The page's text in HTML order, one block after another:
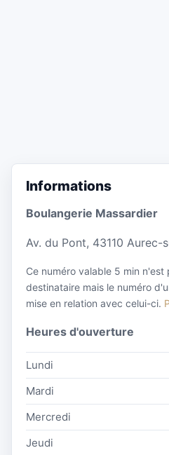
Informations
Boulangerie Massardier
Av. du Pont, 43110 Aurec-
Ce numéro valable 5 min n'est
destinataire mais le numéro
mise en relation avec celui-ci.
Heures d'ouverture
Lundi
Mardi
Mercredi
Jeudi